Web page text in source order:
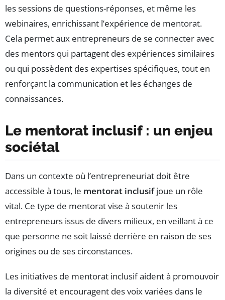
les sessions de questions-réponses, et même les
webinaires, enrichissant l’expérience de mentorat.
Cela permet aux entrepreneurs de se connecter avec
des mentors qui partagent des expériences similaires
ou qui possèdent des expertises spécifiques, tout en
renforçant la communication et les échanges de
connaissances.
Le mentorat inclusif : un enjeu
sociétal
Dans un contexte où l’entrepreneuriat doit être
accessible à tous, le mentorat inclusifjoue un rôle
vital. Ce type de mentorat vise à soutenir les
entrepreneurs issus de divers milieux, en veillant à ce
que personne ne soit laissé derrière en raison de ses
origines ou de ses circonstances.
Les initiatives de mentorat inclusif aident à promouvoir
la diversité et encouragent des voix variées dans le